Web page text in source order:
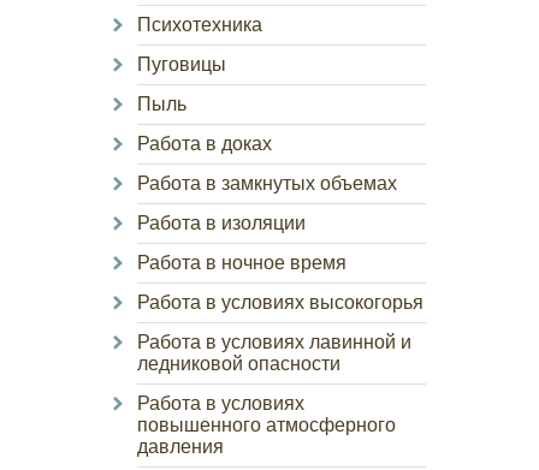
Психотехника
Пуговицы
Пыль
Работа в доках
Работа в замкнутых объемах
Работа в изоляции
Работа в ночное время
Работа в условиях высокогорья
Работа в условиях лавинной и
ледниковой опасности
Работа в условиях
повышенного атмосферного
давления